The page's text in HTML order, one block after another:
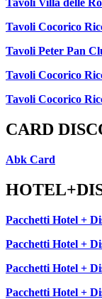
Tavoli Villa delle
Tavoli Cocorico
Tavoli Peter Pan
Tavoli Cocorico
Tavoli Cocorico
CARD
Abk Card
Pacchetti Hotel +
Pacchetti Hotel +
Pacchetti Hotel +
Pacchetti Hotel +